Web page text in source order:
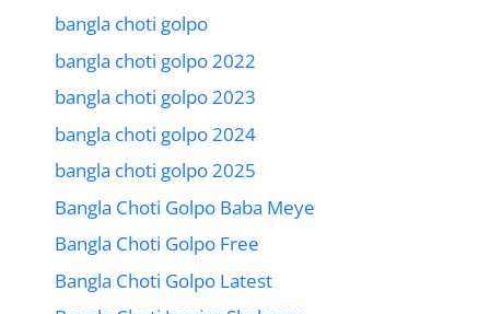
bangla choti golpo
bangla choti golpo 2022
bangla choti golpo 2023
bangla choti golpo 2024
bangla choti golpo 2025
Bangla Choti Golpo Baba Meye
Bangla Choti Golpo Free
Bangla Choti Golpo Latest